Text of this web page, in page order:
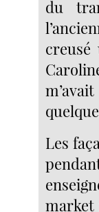
du
Les
market